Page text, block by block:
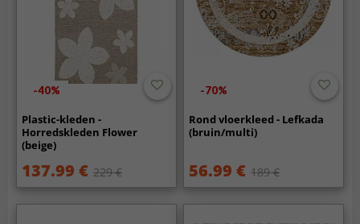
-40%
Plastic-kleden -
Horredskleden Flower
(beige)
137.99 € 229 €
-70%
Rond vloerkleed - Lefkada
(bruin/multi)
56.99 € 189 €